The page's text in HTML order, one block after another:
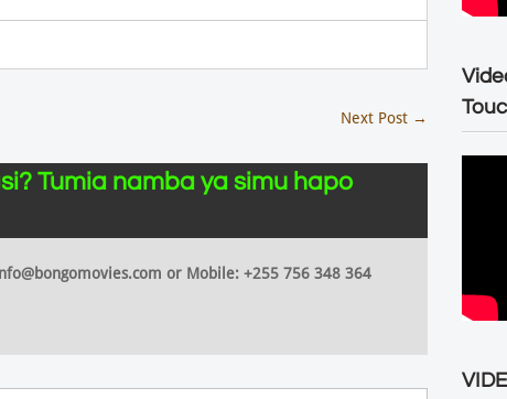
Next Post →
Tumia namba ya simu hapo
or Mobile: +255 756 348 364